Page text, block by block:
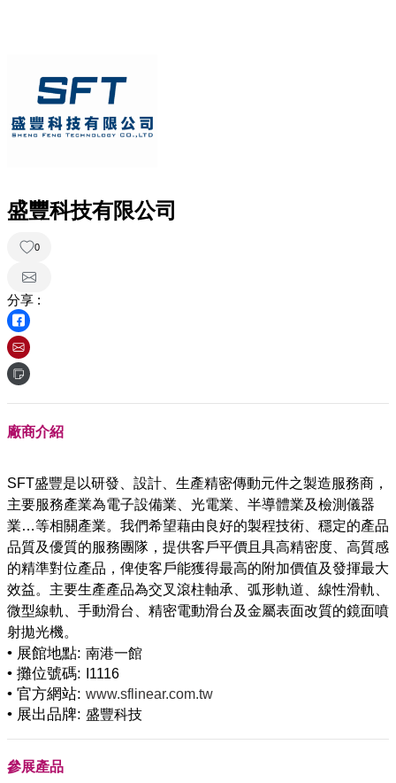
盛豐科技有限公司
0
分享 :
廠商介紹
SFT盛豐是以研發、設計、生產精密傳動元件之製造服務商，
主要服務產業為電子設備業、光電業、半導體業及檢測儀器
業…等相關產業。我們希望藉由良好的製程技術、穩定的產品
品質及優質的服務團隊，提供客戶平價且具高精密度、高質感
的精準對位產品，俾使客戶能獲得最高的附加價值及發揮最大
效益。主要生產產品為交叉滾柱軸承、弧形軌道、線性滑軌、
微型線軌、手動滑台、精密電動滑台及金屬表面改質的鏡面噴
• 展館地點: 南港一館
• 攤位號碼: I1116
• 官方網站: www.sflinear.com.tw
• 展出品牌: 盛豐科技
參展產品